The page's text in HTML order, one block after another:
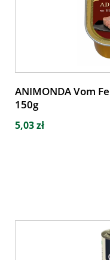
ANIMONDA Vom
150g
5,03 zł